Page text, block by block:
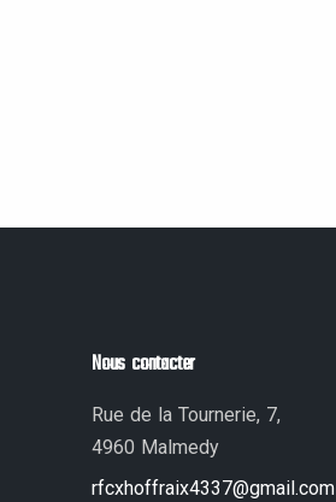
Nous contacter
Rue de la Tournerie, 7,
4960 Malmedy
rfcxhoffraix4337@gmail.com